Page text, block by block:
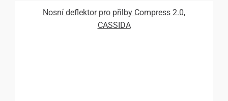
Nosní deflektor pro přilby Compress 2.0,
CASSIDA